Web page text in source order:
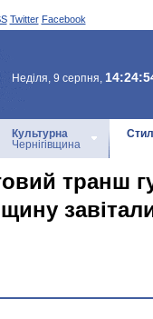
Twitter Facebook
Неділя, 9 серпня,
Культурна
Чернігівщина
транш